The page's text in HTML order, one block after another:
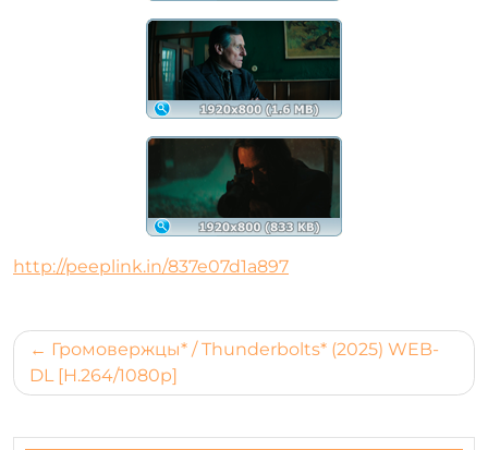
http://peeplink.in/837e07d1a897
Навигация
по
Громовержцы* / Thunderbolts* (2025) WEB-
DL [H.264/1080p]